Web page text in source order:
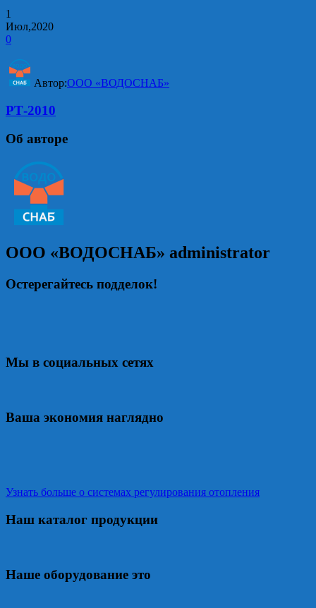
1
Июл,2020
0
Автор:ООО «ВОДОСНАБ»
РТ-2010
Об авторе
ООО «ВОДОСНАБ» administrator
Остерегайтесь подделок!
Мы в социальных сетях
Ваша экономия наглядно
Узнать больше о системах регулирования отопления
Наш каталог продукции
Наше оборудование это